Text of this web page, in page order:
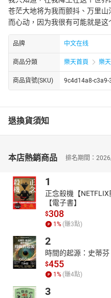
苍茫大地将为我而颤抖、万里
而心动，因为我很有可能就是
品牌 中文在线
商品分類 樂天首頁 樂
商品貨號(SKU) 9c4d14a8-
退換貨須知
本店熱銷商品 排名期間：
1
正念殺機【
【電子書】
$308
1% (賺3點)
2
時間的起源：史蒂
$455
1% (賺4點)
3